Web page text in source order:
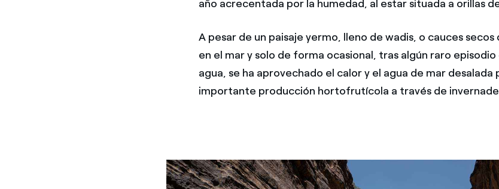
año acrecentada por la humedad, al estar situada a orillas
A pesar de un paisaje yermo, lleno de wadis, o cauces
en el mar y solo de forma ocasional, tras algún raro
agua, se ha aprovechado el calor y el agua de mar desalada
importante producción hortofrutícola a través de